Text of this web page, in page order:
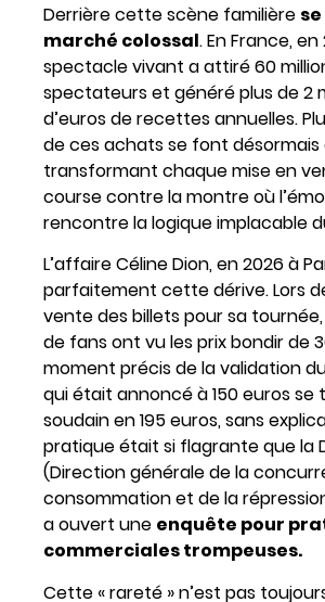
Derrière cette scène familière
marché colossal. En France, en
spectacle vivant a attiré 60
spectateurs et généré plus de 2
d’euros de recettes annuelles.
de ces achats se font désormais
transformant chaque mise en
course contre la montre où
rencontre la logique implacable
L’affaire Céline Dion, en 2026 à
parfaitement cette dérive. Lors
vente des billets pour sa tournée,
de fans ont vu les prix bondir de
moment précis de la validation
qui était annoncé à 150 euros
soudain en 195 euros, sans
pratique était si flagrante que la
(Direction générale de la
consommation et de la
a ouvert une enquête pour
commerciales trompeuses.
Cette « rareté » n’est pas